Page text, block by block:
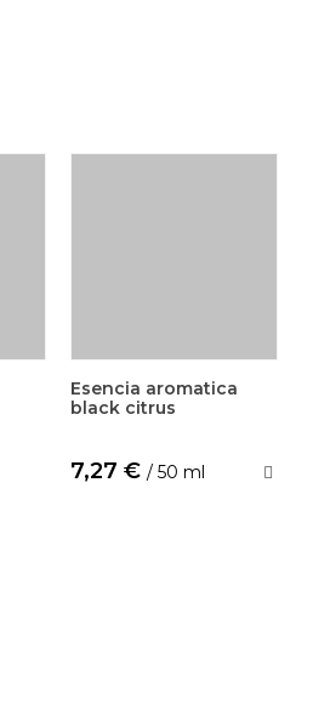
Esencia aromatica
black citrus
7,27 € / 50 ml